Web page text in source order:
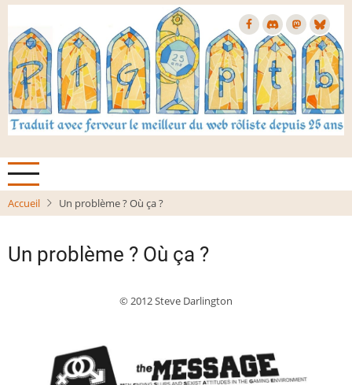
Aller
contenu
principal
Accueil Un problème ? Où ça ?
Un problème ? Où ça ?
© 2012 Steve Darlington